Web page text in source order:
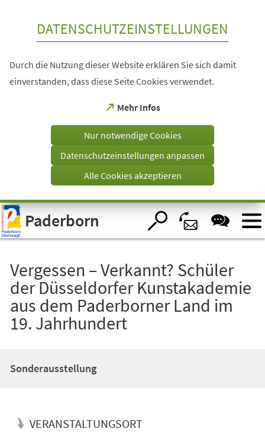
Visuelle
Assistenzsoftware
öffnen.
DATENSCHUTZEINSTELLUNGEN
Durch die Nutzung dieser Website erklären Sie sich damit
einverstanden, dass diese Seite Cookies verwendet.
Mehr Infos
(Öffnet
einem
Tab)
Nur notwendige Cookies
Datenschutzeinstellungen anpassen
Alle Cookies akzeptieren
Paderborn
Vergessen – Verkannt? Schüler
der Düsseldorfer Kunstakademie
aus dem Paderborner Land im
19. Jahrhundert
Sonderausstellung
VERANSTALTUNGSORT